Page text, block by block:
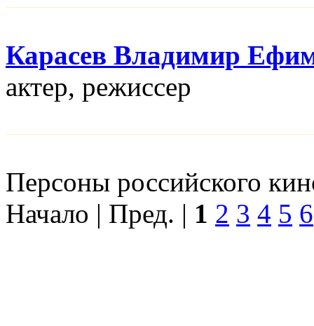
Карасев Владимир
актер, режисcер
Персоны российского
Начало | Пред. | 1 2 3 4 5 6